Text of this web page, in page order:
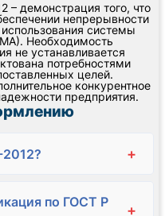
– демонстрация того, что
непрерывности
системы
Необходимость
не устанавливается
потребностями
целей.
конкурентное
предприятия.
+
по ГОСТ Р
+